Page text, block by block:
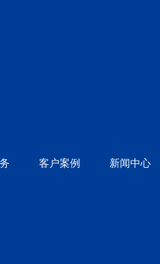
客户案例 新闻中心